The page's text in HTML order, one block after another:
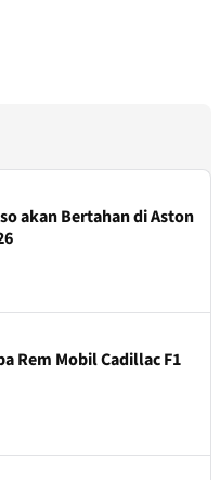
akan Bertahan di Aston
Rem Mobil Cadillac F1